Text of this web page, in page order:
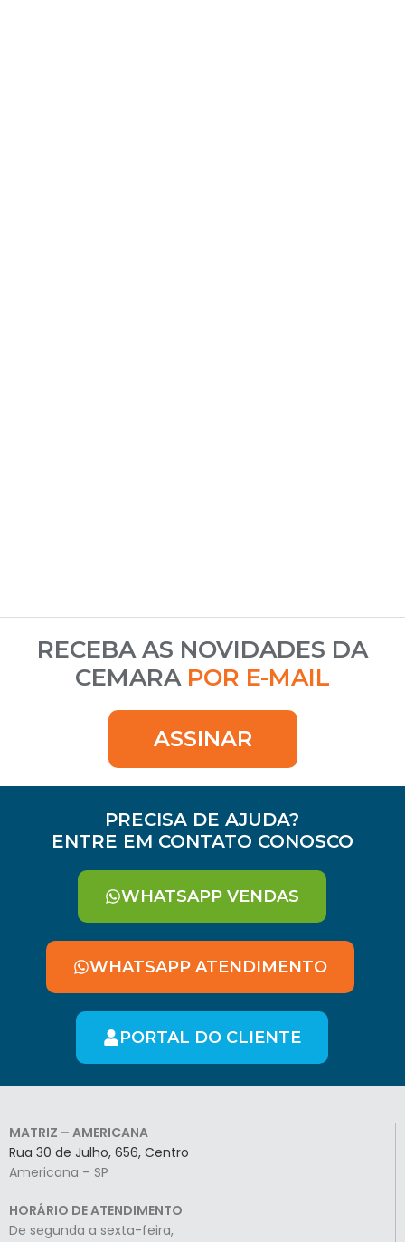
RECEBA AS NOVIDADES DA
CEMARA POR E-MAIL
ASSINAR
PRECISA DE AJUDA?
ENTRE EM CONTATO CONOSCO
WHATSAPP VENDAS
WHATSAPP ATENDIMENTO
PORTAL DO CLIENTE
MATRIZ – AMERICANA
Rua 30 de Julho, 656, Centro
Americana – SP
HORÁRIO DE ATENDIMENTO
De segunda a sexta-feira,